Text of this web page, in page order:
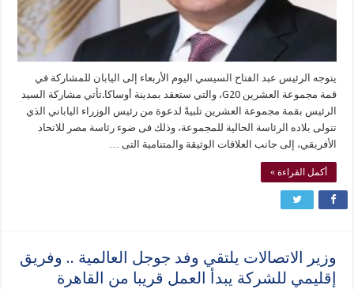
يتوجه الرئيس عبد الفتاح السيسي اليوم الأربعاء إلى اليابان للمشاركة في
قمة مجموعة العشرين G20، والتي ستعقد بمدينة أوساكا.تأتي مشاركة السيد
الرئيس بقمة مجموعة العشرين تلبيةً لدعوة من رئيس الوزراء الياباني الذي
تتولى بلاده الرئاسة الحالية للمجموعة، وذلك فى ضوء رئاسة مصر للاتحاد
الأفريقي، إلى جانب العلاقات الوثيقة والمتنامية التى …
أكمل القراءة »
وزير الاتصالات يلتقي وفد جوجل العالمية .. وفريق
إقليمي للشركة يبدأ العمل قريبا من القاهرة